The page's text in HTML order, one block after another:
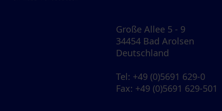
Große Allee 5 - 9
34454 Bad Arolsen
Deutschland
Tel: +49 (0)5691 629-0
Fax: +49 (0)5691 629-501